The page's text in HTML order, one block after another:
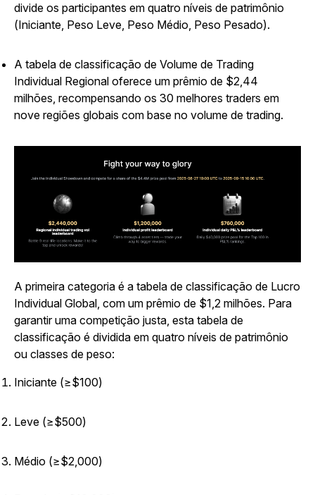
divide os participantes em quatro níveis de patrimônio
(Iniciante, Peso Leve, Peso Médio, Peso Pesado).
A tabela de classificação de Volume de Trading
Individual Regional oferece um prêmio de $2,44
milhões, recompensando os 30 melhores traders em
nove regiões globais com base no volume de trading.
A primeira categoria é a tabela de classificação de Lucro
Individual Global, com um prêmio de $1,2 milhões. Para
garantir uma competição justa, esta tabela de
classificação é dividida em quatro níveis de patrimônio
ou classes de peso:
Iniciante (≥$100)
Leve (≥$500)
Médio (≥$2,000)